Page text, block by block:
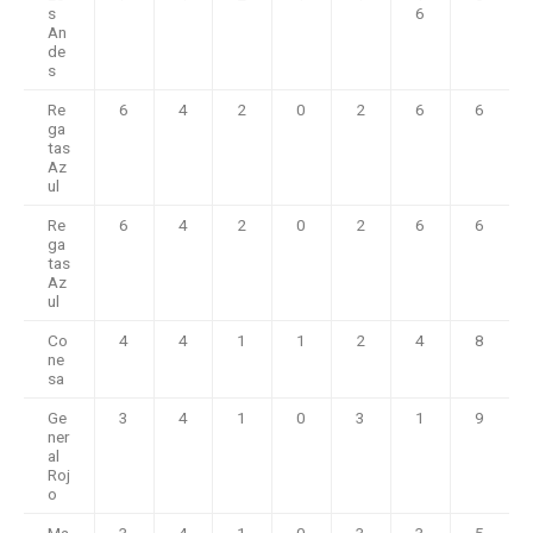
s
An
de
s
6
Re
ga
tas
Az
ul
6 4 2 0 2 6 6
Re
ga
tas
Az
ul
6 4 2 0 2 6 6
Co
ne
sa
4 4 1 1 2 4 8
Ge
ner
al
Roj
o
3 4 1 0 3 1 9